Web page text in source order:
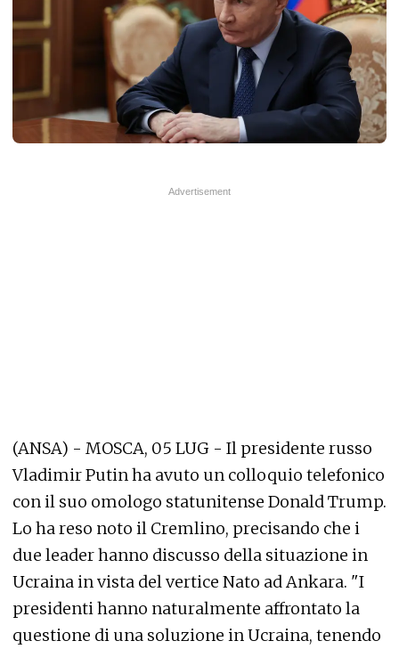
(ANSA) - MOSCA, 05 LUG - Il presidente russo
Vladimir Putin ha avuto un colloquio telefonico
con il suo omologo statunitense Donald Trump.
Lo ha reso noto il Cremlino, precisando che i
due leader hanno discusso della situazione in
Ucraina in vista del vertice Nato ad Ankara. "I
presidenti hanno naturalmente affrontato la
questione di una soluzione in Ucraina, tenendo